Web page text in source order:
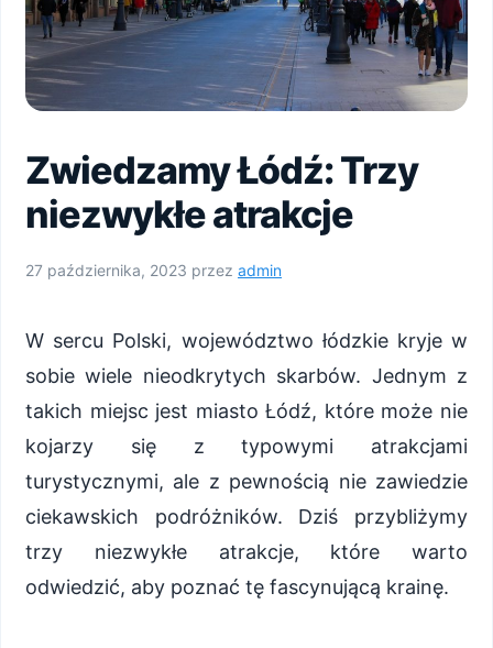
Zwiedzamy Łódź: Trzy
niezwykłe atrakcje
27 października, 2023 przez admin
W sercu Polski, województwo łódzkie kryje w
sobie wiele nieodkrytych skarbów. Jednym z
takich miejsc jest miasto Łódź, które może nie
kojarzy się z typowymi atrakcjami
turystycznymi, ale z pewnością nie zawiedzie
ciekawskich podróżników. Dziś przybliżymy
trzy niezwykłe atrakcje, które warto
odwiedzić, aby poznać tę fascynującą krainę.